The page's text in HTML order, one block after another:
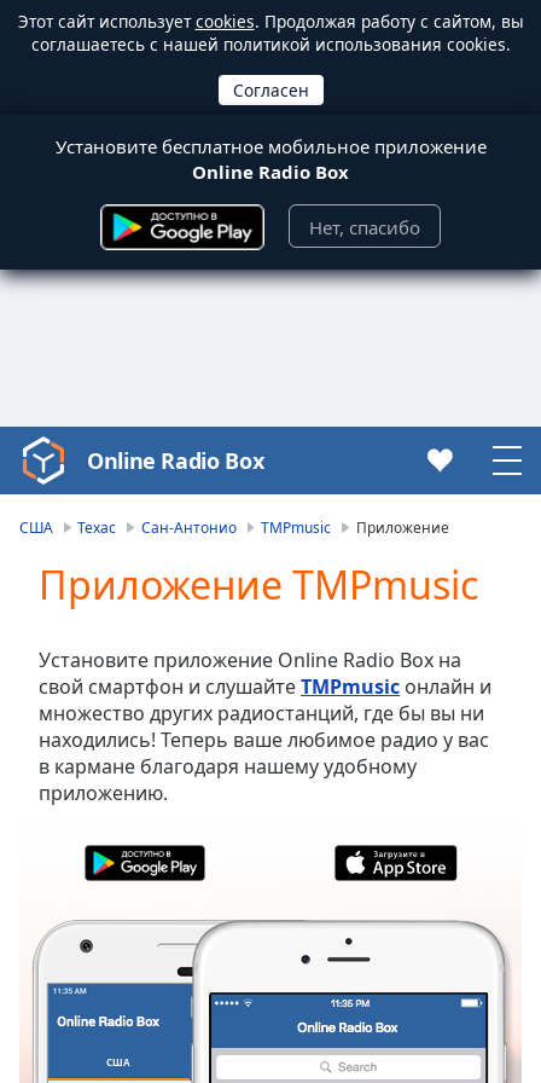
Этот сайт используетcookies. Продолжая работу с сайтом, вы
соглашаетесь с нашей политикой использования cookies.
Установите бесплатное мобильное приложение
Online Radio Box
Нет, спасибо
Video
Player
Video
Skip
Backward
Skip
Forward
Mute
Current
Time0:00
Duration-:-
Stream
Type
LIVE
Seek to
currently
Online Radio Box
США Техас Сан-Антонио TMPmusic Приложение
Приложение TMPmusic
Установите приложение Online Radio Box на
свой смартфон и слушайтеTMPmusic онлайн и
множество других радиостанций, где бы вы ни
находились! Теперь ваше любимое радио у вас
в кармане благодаря нашему удобному
приложению.
США